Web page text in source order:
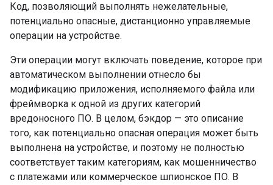
Код, позволяющий выполнять нежелательные,
потенциально опасные, дистанционно управляемые
операции на устройстве.
Эти операции могут включать поведение, которое при
автоматическом выполнении отнесло бы
модификацию приложения, исполняемого файла или
фреймворка к одной из других категорий
вредоносного ПО. В целом, бэкдор — это описание
того, как потенциально опасная операция может быть
выполнена на устройстве, и поэтому не полностью
соответствует таким категориям, как мошенничество
с платежами или коммерческое шпионское ПО. В